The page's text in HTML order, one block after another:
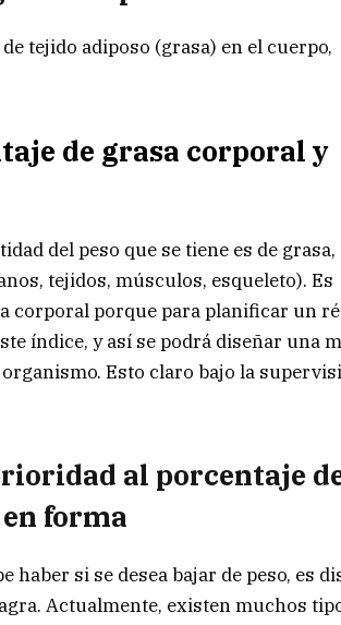
tejido adiposo (grasa) en el cuerpo,
de grasa corporal y
del peso que se tiene es de
tejidos, músculos, esqueleto). Es
corporal porque para planificar un
índice, y así se podrá diseñar una
Esto claro bajo la
al porcentaje
forma
haber si se desea bajar de peso, es
Actualmente, existen muchos